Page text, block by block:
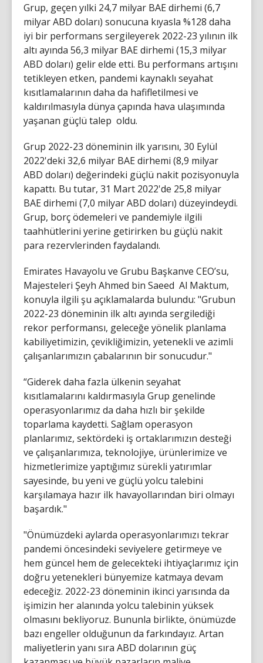
Grup, geçen yılki 24,7 milyar BAE dirhemi (6,7
milyar ABD doları) sonucuna kıyasla %128 daha
iyi bir performans sergileyerek 2022-23 yılının ilk
altı ayında 56,3 milyar BAE dirhemi (15,3 milyar
ABD doları) gelir elde etti. Bu performans artışını
tetikleyen etken, pandemi kaynaklı seyahat
kısıtlamalarının daha da hafifletilmesi ve
kaldırılmasıyla dünya çapında hava ulaşımında
yaşanan güçlü talep oldu.
Grup 2022-23 döneminin ilk yarısını, 30 Eylül
2022'deki 32,6 milyar BAE dirhemi (8,9 milyar
ABD doları) değerindeki güçlü nakit pozisyonuyla
kapattı. Bu tutar, 31 Mart 2022'de 25,8 milyar
BAE dirhemi (7,0 milyar ABD doları) düzeyindeydi.
Grup, borç ödemeleri ve pandemiyle ilgili
taahhütlerini yerine getirirken bu güçlü nakit
para rezervlerinden faydalandı.
Emirates Havayolu ve Grubu Başkanve CEO’su,
Majesteleri Şeyh Ahmed bin Saeed Al Maktum,
konuyla ilgili şu açıklamalarda bulundu: "Grubun
2022-23 döneminin ilk altı ayında sergilediği
rekor performansı, geleceğe yönelik planlama
kabiliyetimizin, çevikliğimizin, yetenekli ve azimli
çalışanlarımızın çabalarının bir sonucudur."
“Giderek daha fazla ülkenin seyahat
kısıtlamalarını kaldırmasıyla Grup genelinde
operasyonlarımız da daha hızlı bir şekilde
toparlama kaydetti. Sağlam operasyon
planlarımız, sektördeki iş ortaklarımızın desteği
ve çalışanlarımıza, teknolojiye, ürünlerimize ve
hizmetlerimize yaptığımız sürekli yatırımlar
sayesinde, bu yeni ve güçlü yolcu talebini
karşılamaya hazır ilk havayollarından biri olmayı
başardık."
"Önümüzdeki aylarda operasyonlarımızı tekrar
pandemi öncesindeki seviyelere getirmeye ve
hem güncel hem de gelecekteki ihtiyaçlarımız için
doğru yetenekleri bünyemize katmaya devam
edeceğiz. 2022-23 döneminin ikinci yarısında da
işimizin her alanında yolcu talebinin yüksek
olmasını bekliyoruz. Bununla birlikte, önümüzde
bazı engeller olduğunun da farkındayız. Artan
maliyetlerin yanı sıra ABD dolarının güç